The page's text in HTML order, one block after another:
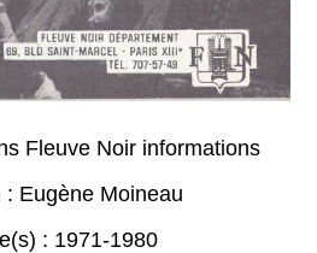
Fleuve Noir informations
: Eugène Moineau
: 1971-1980